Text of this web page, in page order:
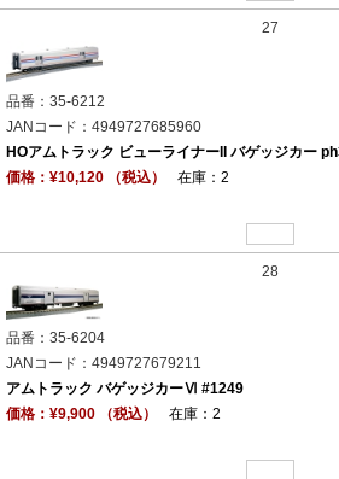
27
品番：35-6212
JANコード：4949727685960
HOアムトラック ビューライナーII バゲッジカー
価格：¥10,120 （税込）
在庫：2
28
品番：35-6204
JANコード：4949727679211
アムトラック バゲッジカーⅥ #1249
価格：¥9,900 （税込）
在庫：2